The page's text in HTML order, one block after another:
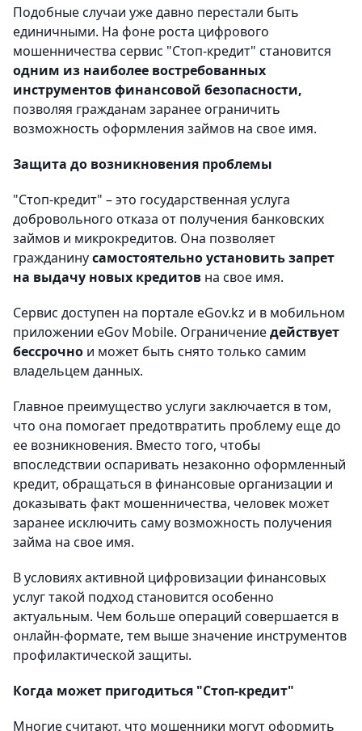
Подобные случаи уже давно перестали быть
единичными. На фоне роста цифрового
мошенничества сервис "Стоп-кредит" становится
одним из наиболее востребованных
инструментов финансовой безопасности,
позволяя гражданам заранее ограничить
возможность оформления займов на свое имя.
Защита до возникновения проблемы
"Стоп-кредит" – это государственная услуга
добровольного отказа от получения банковских
займов и микрокредитов. Она позволяет
гражданинусамостоятельно установить запрет
на выдачу новых кредитов на свое имя.
Сервис доступен на портале eGov.kz и в мобильном
приложении eGov Mobile. Ограничениедействует
бессрочно и может быть снято только самим
владельцем данных.
Главное преимущество услуги заключается в том,
что она помогает предотвратить проблему еще до
ее возникновения. Вместо того, чтобы
впоследствии оспаривать незаконно оформленный
кредит, обращаться в финансовые организации и
доказывать факт мошенничества, человек может
заранее исключить саму возможность получения
займа на свое имя.
В условиях активной цифровизации финансовых
услуг такой подход становится особенно
актуальным. Чем больше операций совершается в
онлайн-формате, тем выше значение инструментов
профилактической защиты.
Когда может пригодиться "Стоп-кредит"
Многие считают, что мошенники могут оформить